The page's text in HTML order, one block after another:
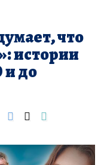
что
истории
до